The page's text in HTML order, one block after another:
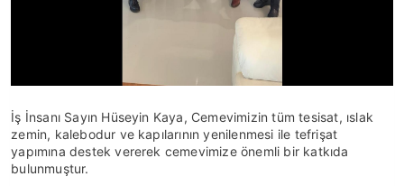
İş İnsanı Sayın Hüseyin Kaya, Cemevimizin tüm tesisat, ıslak
zemin, kalebodur ve kapılarının yenilenmesi ile tefrişat
yapımına destek vererek cemevimize önemli bir katkıda
bulunmuştur.